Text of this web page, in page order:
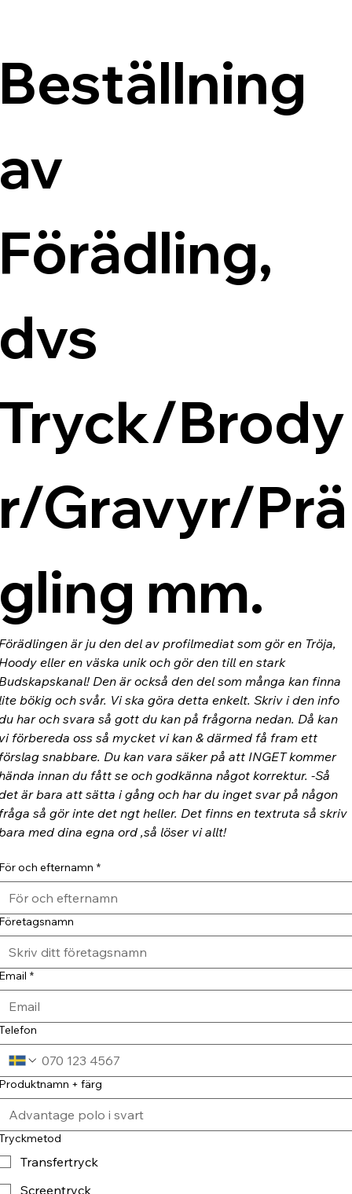
Brody
Gravyr/Prä
mm.
är ju den del av profilmediat som gör en Tröja,
eller en väska unik och gör den till en stark
Den är också den del som många kan finna
bökig och svår. Vi ska göra detta enkelt. Skriv i den info
har och svara så gott du kan på frågorna nedan. Då kan
förbereda oss så mycket vi kan & därmed få fram ett
snabbare. Du kan vara säker på att INGET kommer
innan du fått se och godkänna något korrektur. -Så
är bara att sätta i gång och har du inget svar på någon
så gör inte det ngt heller. Det finns en textruta så skriv
med dina egna ord ,så löser vi allt!
och efternamn *
*
+ färg
Transfertryck
Screentryck